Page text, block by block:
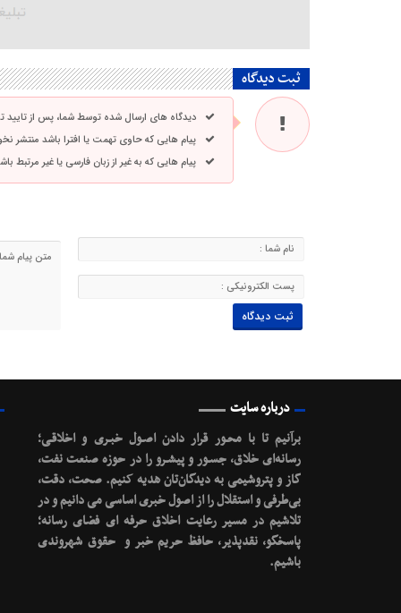
ثبت دیدگاه
دیدگاه های ارسال شده توسط شما، پس از
پیام هایی که حاوی تهمت یا افترا باشد منتشر
پیام هایی که به غیر از زبان فارسی یا غیر مرتبط
درباره سایت
برآنیم تا با محـور قرار دادن اصـول خبـری و اخلاقـی؛
رسانه‌ای خلاق، جسـور و پیشـرو را در حوزه صنعت نفت،
گاز و پتروشیمی به دیدگان‌تان هدیه کنیم. صحت، دقت،
بی‌طرفی و استقلال را از اصول خبری اساسی می دانیم و در
تلاشیم در مسیر رعایت اخلاق حرفه ای فضای رسانه؛
پاسخگو، نقدپذیر، حافظ حریم خبر و حقوق شهروندی
باشیم.